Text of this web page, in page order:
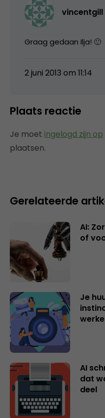
vincentgill
Graag gedaan Ilja! 🙂
2 juni 2013 om 11:14
Plaats reactie
Je moet ingelogd zijn op
plaatsen.
Gerelateerde
AI:
of
Je
AI
dat
deel